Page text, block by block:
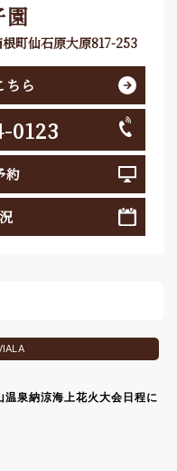
園
町仙石原大原817-253
ちら
0123
約
泉納涼海上花火大会日程に